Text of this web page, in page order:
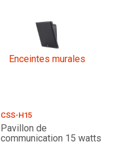
Enceintes murales
CSS-H15
Pavillon de
communication 15 watts